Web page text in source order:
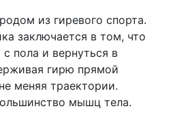
из гиревого спорта.
заключается в том, что
пола и вернуться в
гирю прямой
меняя траектории.
мышц тела.